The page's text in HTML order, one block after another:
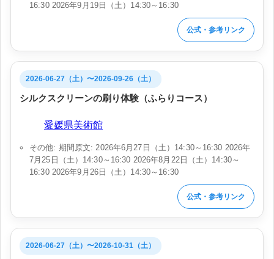
16:30 2026年9月19日（土）14:30～16:30
公式・参考リンク
2026-06-27（土）〜2026-09-26（土）
シルクスクリーンの刷り体験（ふらりコース）
愛媛県美術館
その他: 期間原文: 2026年6月27日（土）14:30～16:30 2026年
7月25日（土）14:30～16:30 2026年8月22日（土）14:30～
16:30 2026年9月26日（土）14:30～16:30
公式・参考リンク
2026-06-27（土）〜2026-10-31（土）